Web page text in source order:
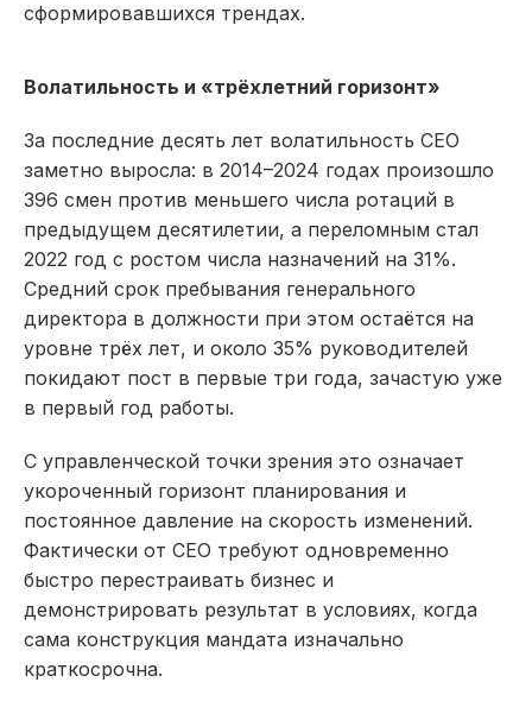
сформировавшихся трендах.​
Волатильность и «трёхлетний горизонт»
За последние десять лет волатильность CEO
заметно выросла: в 2014–2024 годах произошло
396 смен против меньшего числа ротаций в
предыдущем десятилетии, а переломным стал
2022 год с ростом числа назначений на 31%.
Средний срок пребывания генерального
директора в должности при этом остаётся на
уровне трёх лет, и около 35% руководителей
покидают пост в первые три года, зачастую уже
в первый год работы.​
С управленческой точки зрения это означает
укороченный горизонт планирования и
постоянное давление на скорость изменений.
Фактически от CEO требуют одновременно
быстро перестраивать бизнес и
демонстрировать результат в условиях, когда
сама конструкция мандата изначально
краткосрочна.​